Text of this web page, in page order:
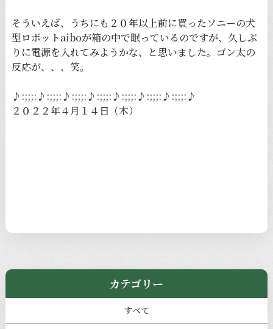
そういえば、うちにも２０年以上前に買ったソニーの犬
型ロボットaiboが箱の中で眠っているのですが、久しぶ
りに電源を入れてみようかな、と思いました。ゴン太の
反応が、、、笑。
♪:;;;:♪:;;;:♪:;;;:♪:;;;:♪:;;;:♪:;;;:♪:;;;:♪
２０２２年４月１４日（木）
カテゴリー
すべて